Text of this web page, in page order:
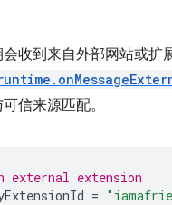
收到来自外部网站或扩
信来源匹配。
external extension
=